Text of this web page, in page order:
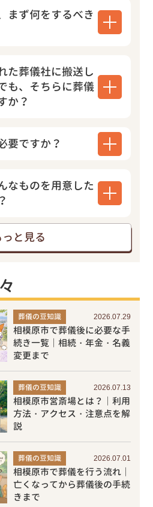
まず何をするべき
た葬儀社に搬送し
も、そちらに葬儀
か？
要ですか？
なものを用意した
と見る
葬儀の豆知識 2026.07.29
相模原市で葬儀後に必要な手
続き一覧｜相続・年金・名義
変更まで
葬儀の豆知識 2026.07.13
相模原市営斎場とは？｜利用
方法・アクセス・注意点を解
説
葬儀の豆知識 2026.07.01
相模原市で葬儀を行う流れ｜
亡くなってから葬儀後の手続
きまで